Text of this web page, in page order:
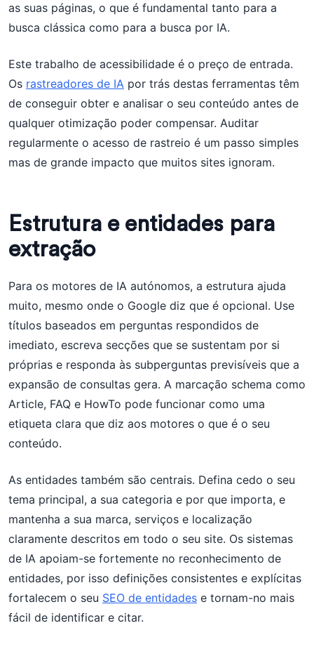
as suas páginas, o que é fundamental tanto para a
busca clássica como para a busca por IA.
Este trabalho de acessibilidade é o preço de entrada.
Os rastreadores de IA por trás destas ferramentas têm
de conseguir obter e analisar o seu conteúdo antes de
qualquer otimização poder compensar. Auditar
regularmente o acesso de rastreio é um passo simples
mas de grande impacto que muitos sites ignoram.
Estrutura e entidades para
extração
Para os motores de IA autónomos, a estrutura ajuda
muito, mesmo onde o Google diz que é opcional. Use
títulos baseados em perguntas respondidos de
imediato, escreva secções que se sustentam por si
próprias e responda às subperguntas previsíveis que a
expansão de consultas gera. A marcação schema como
Article, FAQ e HowTo pode funcionar como uma
etiqueta clara que diz aos motores o que é o seu
conteúdo.
As entidades também são centrais. Defina cedo o seu
tema principal, a sua categoria e por que importa, e
mantenha a sua marca, serviços e localização
claramente descritos em todo o seu site. Os sistemas
de IA apoiam-se fortemente no reconhecimento de
entidades, por isso definições consistentes e explícitas
fortalecem o seu SEO de entidades e tornam-no mais
fácil de identificar e citar.